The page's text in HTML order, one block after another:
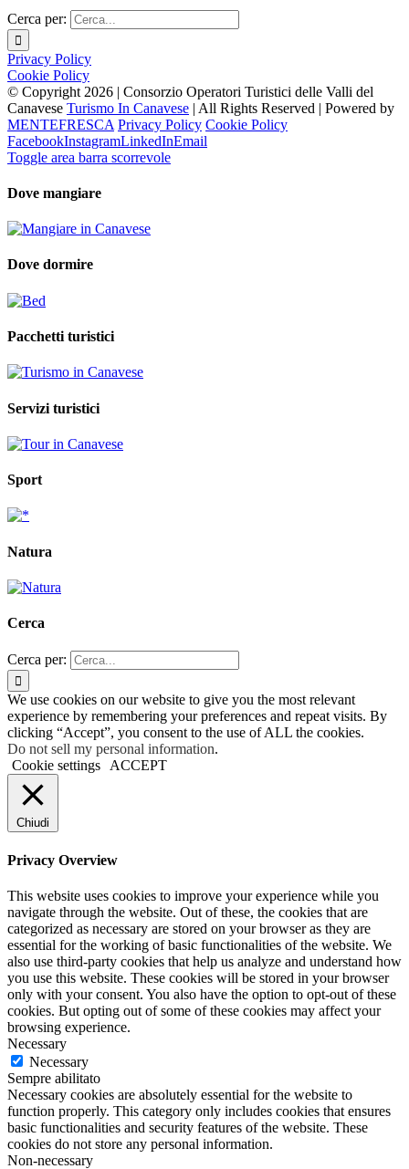
Cerca per:
Privacy Policy
Cookie Policy
© Copyright 2026 | Consorzio Operatori Turistici delle Valli del
Canavese Turismo In Canavese | All Rights Reserved | Powered by
MENTEFRESCA Privacy Policy Cookie Policy
FacebookInstagramLinkedInEmail
Toggle area barra scorrevole
Dove mangiare
Dove dormire
Pacchetti turistici
Servizi turistici
Sport
Natura
Cerca
Cerca per:
We use cookies on our website to give you the most relevant
experience by remembering your preferences and repeat visits. By
clicking “Accept”, you consent to the use of ALL the cookies.
Do not sell my personal information.
Cookie settings
ACCEPT
Chiudi
Privacy Overview
This website uses cookies to improve your experience while you
navigate through the website. Out of these, the cookies that are
categorized as necessary are stored on your browser as they are
essential for the working of basic functionalities of the website. We
also use third-party cookies that help us analyze and understand how
you use this website. These cookies will be stored in your browser
only with your consent. You also have the option to opt-out of these
cookies. But opting out of some of these cookies may affect your
browsing experience.
Necessary
Necessary
Sempre abilitato
Necessary cookies are absolutely essential for the website to
function properly. This category only includes cookies that ensures
basic functionalities and security features of the website. These
cookies do not store any personal information.
Non-necessary